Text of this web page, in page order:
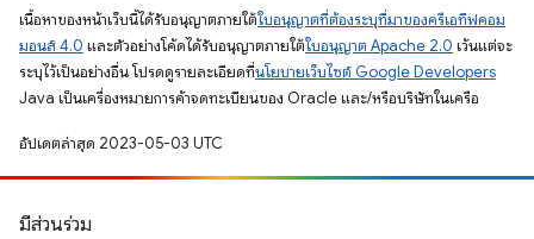
เนื้อหาของหน้าเว็บนี้ได้รับอนุญาตภายใต้ใบอนุญาตที่ต้องระบุที่มาของครีเอทีฟคอม
มอนส์ 4.0 และตัวอย่างโค้ดได้รับอนุญาตภายใต้ใบอนุญาต Apache 2.0 เว้นแต่จะ
ระบุไว้เป็นอย่างอื่น โปรดดูรายละเอียดที่นโยบายเว็บไซต์ Google Developers
Java เป็นเครื่องหมายการค้าจดทะเบียนของ Oracle และ/หรือบริษัทในเครือ
อัปเดตล่าสุด 2023-05-03 UTC
มีส่วนร่วม